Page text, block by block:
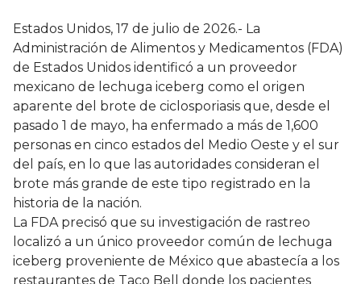
Estados Unidos, 17 de julio de 2026.- La
Administración de Alimentos y Medicamentos (FDA)
de Estados Unidos identificó a un proveedor
mexicano de lechuga iceberg como el origen
aparente del brote de ciclosporiasis que, desde el
pasado 1 de mayo, ha enfermado a más de 1,600
personas en cinco estados del Medio Oeste y el sur
del país, en lo que las autoridades consideran el
brote más grande de este tipo registrado en la
historia de la nación.
La FDA precisó que su investigación de rastreo
localizó a un único proveedor común de lechuga
iceberg proveniente de México que abastecía a los
restaurantes de Taco Bell donde los pacientes